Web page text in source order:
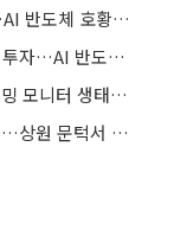
삼성전자 직원 평균 연봉 1억5800만원…AI 반도체 호황에 21.5% 상승
삼성전자, R&D 37조7000억 ‘역대 최대’ 투자…AI 반도체 경쟁력 강화
삼성전자, GDC 2026 참가⋯확장된 게이밍 모니터 생태계 경험 선보여
美 클래리티 법안 연내 통과 가능성 13%…상원 문턱서 제동